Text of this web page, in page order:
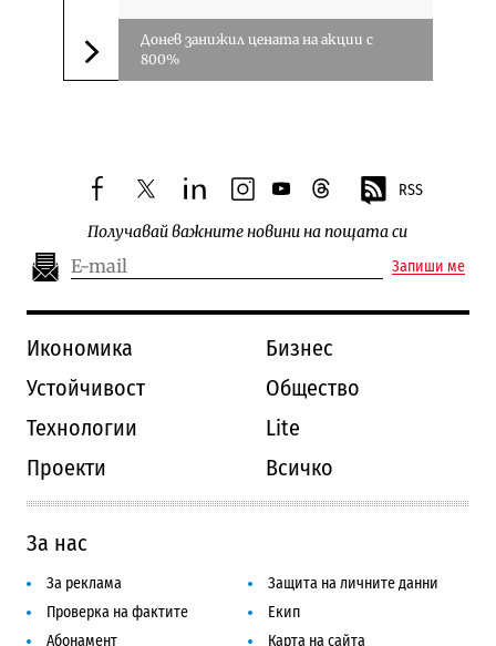
Следваща новина
Донев занижил цената на акции с
800%
facebooktwitterlinkedininstagram
youtubethreads RSS
Получавай важните новини на пощата си
Запиши ме
Икономика
Бизнес
Устойчивост
Общество
Технологии
Lite
Проекти
Всичко
За нас
За реклама
Защита на личните данни
Проверка на фактите
Екип
Абонамент
Карта на сайта